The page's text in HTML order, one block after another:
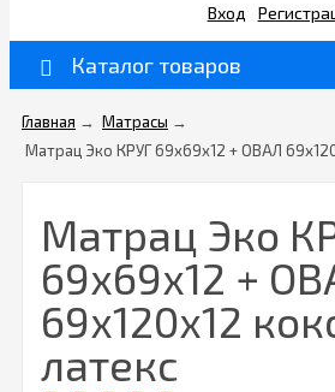
Вход
Каталог товаров
Главная → Матрасы →
Матрац Эко КРУГ 69х69х12 + ОВАЛ
Матрац Эко
69х69х12 +
69х120х12
латекс